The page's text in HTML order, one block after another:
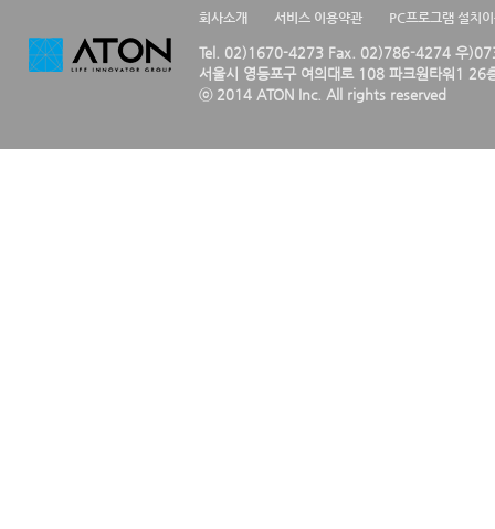
회사소개 서비스 이용약관 PC프로그램 설치
Tel. 02)1670-4273 Fax. 02)786-4274 우
서울시 영등포구 여의대로 108 파크원타워1 26
ⓒ 2014 ATON Inc. All rights reserved